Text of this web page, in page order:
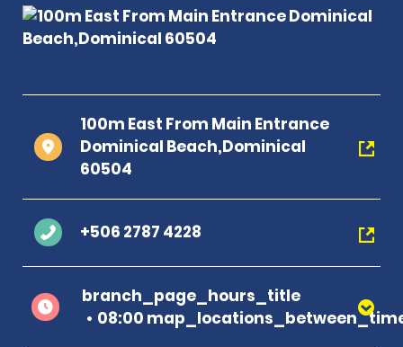
100m East From Main Entrance
Dominical Beach,Dominical
60504
+506 2787 4228
branch_page_hours_title
08:00